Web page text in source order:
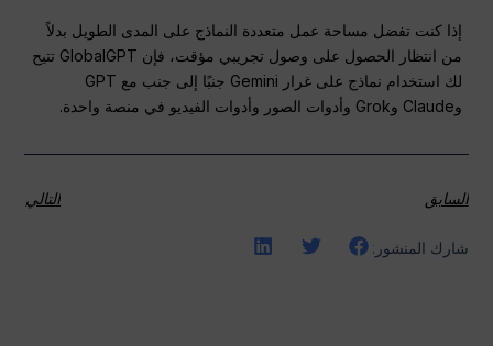
إذا كنت تفضل مساحة عمل متعددة النماذج على المدى الطويل بدلاً
من انتظار الحصول على وصول تجريبي مؤقت، فإن GlobalGPT تتيح
لك استخدام نماذج على غرار Gemini جنبًا إلى جنب مع GPT
وClaude وGrok وأدوات الصور وأدوات الفيديو في منصة واحدة.
السابق التالي
شارك المنشور: